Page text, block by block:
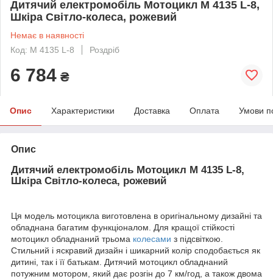
Дитячий електромобіль Мотоцикл M 4135 L-8,
Шкіра Світло-колеса, рожевий
Немає в наявності
Код: M 4135 L-8
Роздріб
6 784 ₴
Опис Характеристики Доставка Оплата Умови
Опис
Дитячий електромобіль Мотоцикл M 4135 L-8,
Шкіра Світло-колеса, рожевий
Ця модель мотоцикла виготовлена в оригінальному дизайні та
обладнана багатим функціоналом. Для кращої стійкості
мотоцикл обладнаний трьома колесами з підсвіткою.
Стильний і яскравий дизайн і шикарний колір сподобається як
дитині, так і її батькам. Дитячий мотоцикл обладнаний
потужним мотором, який дає розгін до 7 км/год, а також двома